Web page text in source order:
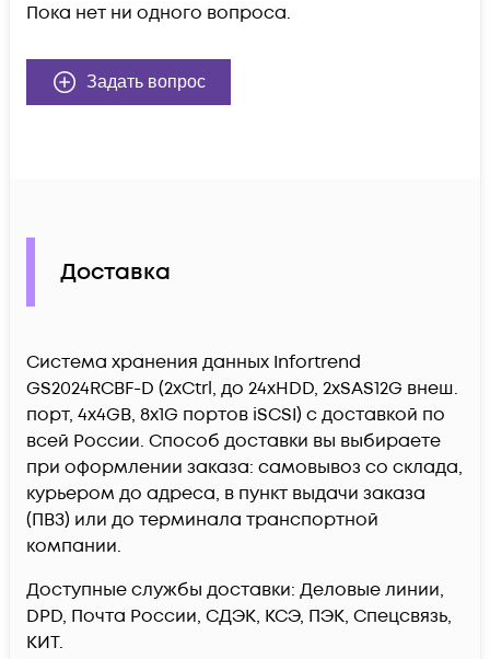
Пока нет ни одного вопроса.
Задать вопрос
Доставка
Система хранения данных Infortrend
GS2024RCBF-D (2xCtrl, до 24xHDD, 2xSAS12G внеш.
порт, 4x4GB, 8x1G портов iSCSI) c доставкой по
всей России. Способ доставки вы выбираете
при оформлении заказа: самовывоз со склада,
курьером до адреса, в пункт выдачи заказа
(ПВЗ) или до терминала транспортной
компании.
Доступные службы доставки: Деловые линии,
DPD, Почта России, СДЭК, КСЭ, ПЭК, Спецсвязь,
КИТ.